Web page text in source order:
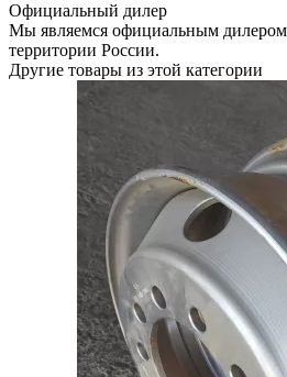
Официальный дилер
Мы являемся официальным
территории России.
Другие товары из этой категории